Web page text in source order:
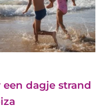
dagje strand